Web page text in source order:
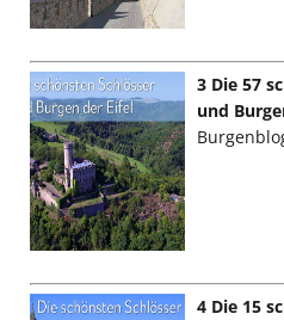
3 Die 57
und
4 Die 15